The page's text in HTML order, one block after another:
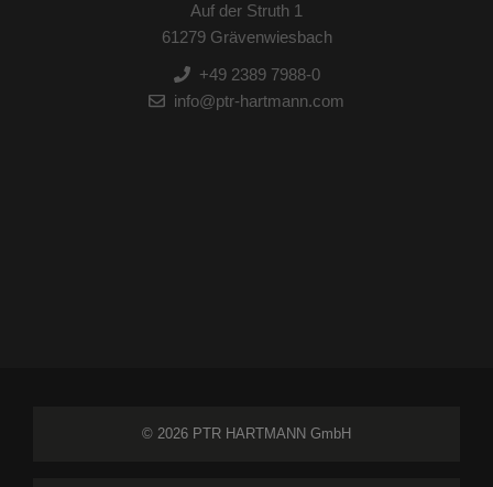
Auf der Struth 1
61279 Grävenwiesbach
+49 2389 7988-0
info@ptr-hartmann.com
© 2026 PTR HARTMANN GmbH